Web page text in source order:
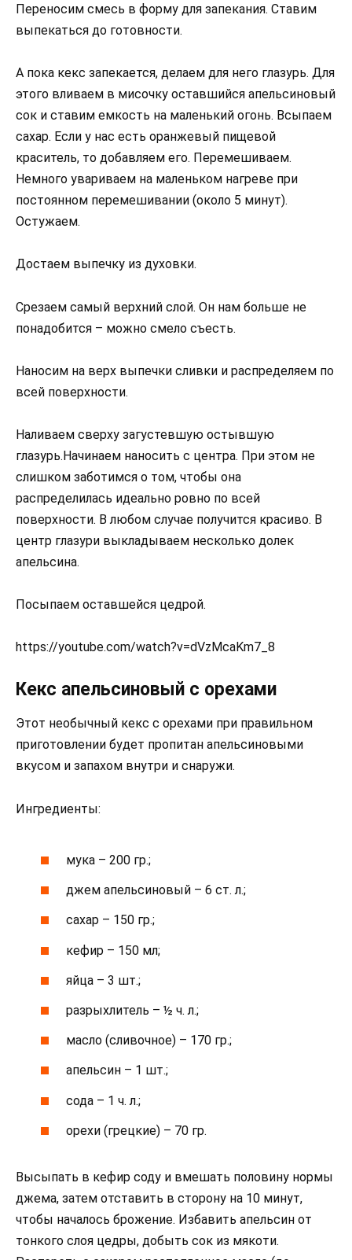
Переносим смесь в форму для запекания. Ставим
выпекаться до готовности.
А пока кекс запекается, делаем для него глазурь. Для
этого вливаем в мисочку оставшийся апельсиновый
сок и ставим емкость на маленький огонь. Всыпаем
сахар. Если у нас есть оранжевый пищевой
краситель, то добавляем его. Перемешиваем.
Немного увариваем на маленьком нагреве при
постоянном перемешивании (около 5 минут).
Остужаем.
Достаем выпечку из духовки.
Срезаем самый верхний слой. Он нам больше не
понадобится – можно смело съесть.
Наносим на верх выпечки сливки и распределяем по
всей поверхности.
Наливаем сверху загустевшую остывшую
глазурь.Начинаем наносить с центра. При этом не
слишком заботимся о том, чтобы она
распределилась идеально ровно по всей
поверхности. В любом случае получится красиво. В
центр глазури выкладываем несколько долек
апельсина.
Посыпаем оставшейся цедрой.
https://youtube.com/watch?v=dVzMcaKm7_8
Кекс апельсиновый с орехами
Этот необычный кекс с орехами при правильном
приготовлении будет пропитан апельсиновыми
вкусом и запахом внутри и снаружи.
Ингредиенты:
мука – 200 гр.;
джем апельсиновый – 6 ст. л.;
сахар – 150 гр.;
кефир – 150 мл;
яйца – 3 шт.;
разрыхлитель – ½ ч. л.;
масло (сливочное) – 170 гр.;
апельсин – 1 шт.;
сода – 1 ч. л.;
орехи (грецкие) – 70 гр.
Высыпать в кефир соду и вмешать половину нормы
джема, затем отставить в сторону на 10 минут,
чтобы началось брожение. Избавить апельсин от
тонкого слоя цедры, добыть сок из мякоти.